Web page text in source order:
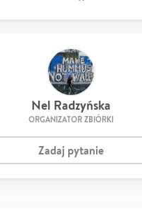
Nel Radzyńska
ORGANIZATOR ZBIÓRKI
Zadaj pytanie